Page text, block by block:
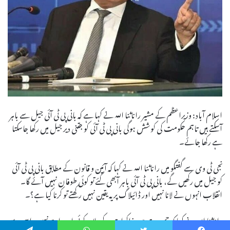
اسلام آباد: وزیراعظم کے مشیر رانا ثنا اللہ نے کہا ہے کہ بانی پی ٹی آئی جیل سے باہر
آسکتے ہیں تاہم حکومت کی کوشش ہوگی بانی پی ٹی آئی کو جتنی دیر جیل میں رکھا جاسکتا
ہے رکھا جائے۔
نجی ٹی وی سے گفتگو میں رانا ثنا اللہ نے کہا کہ آئین و قانون کے مطابق بانی پی ٹی آئی
کو جیل میں رکھیں گے، بانی پی ٹی آئی باہر آبھی گئے تو کوئی طوفان نہیں آئے گا۔
انقلاب انہوں نے لانا نہیں اور ڈائیلاگ پر یہ یقین نہیں رکھتے تو کرنا کیا ہے؟۔
رانا ثنا اللہ نے کہا کہ جمہوریت میں مذاکرات کے علاوہ کوئی اور راستہ نہیں، اسی سے